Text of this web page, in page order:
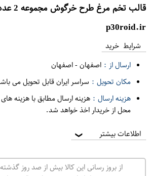
قالب تخم مرغ طرح خرگوش مجموعه 2 عددی
p30roid.ir
شرایط خرید
ارسال از : اصفهان-اصفهان
مکان تحویل : سراسر ایران قابل تحویل می
هزینه ارسال : هزینه ارسال مطابق با هزینه
محل از خریدار اخذ خواهد شد.
اطلاعات بیشتر ❯
از بروز رسانی این کالا بیش از صد روز